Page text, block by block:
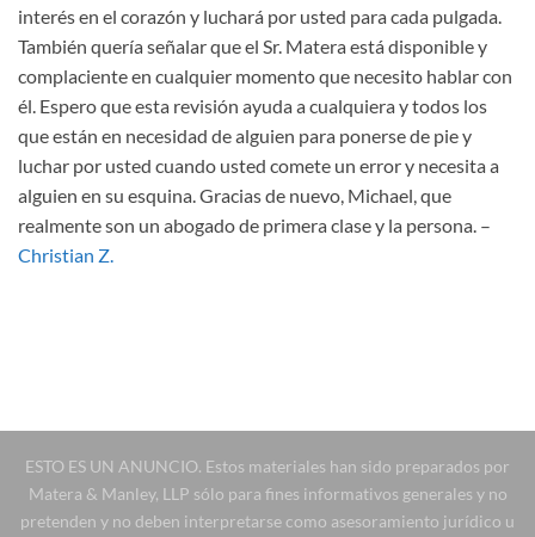
interés en el corazón y luchará por usted para cada pulgada.
También quería señalar que el Sr. Matera está disponible y
complaciente en cualquier momento que necesito hablar con
él. Espero que esta revisión ayuda a cualquiera y todos los
que están en necesidad de alguien para ponerse de pie y
luchar por usted cuando usted comete un error y necesita a
alguien en su esquina. Gracias de nuevo, Michael, que
realmente son un abogado de primera clase y la persona. –
Christian Z.
ESTO ES UN ANUNCIO. Estos materiales han sido preparados por
Matera & Manley, LLP sólo para fines informativos generales y no
pretenden y no deben interpretarse como asesoramiento jurídico u